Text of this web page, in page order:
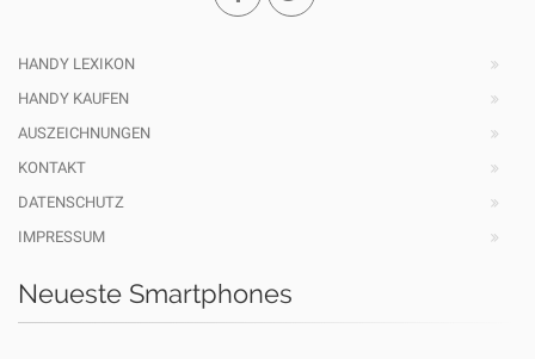
HANDY LEXIKON
HANDY KAUFEN
AUSZEICHNUNGEN
KONTAKT
DATENSCHUTZ
IMPRESSUM
Neueste Smartphones